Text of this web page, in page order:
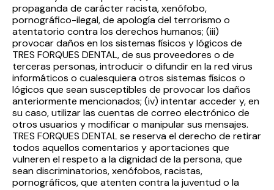
propaganda de carácter racista, xenófobo,
pornográfico-ilegal, de apología del terrorismo o
atentatorio contra los derechos humanos; (iii)
provocar daños en los sistemas físicos y lógicos de
TRES FORQUES DENTAL, de sus proveedores o de
terceras personas, introducir o difundir en la red virus
informáticos o cualesquiera otros sistemas físicos o
lógicos que sean susceptibles de provocar los daños
anteriormente mencionados; (iv) intentar acceder y, en
su caso, utilizar las cuentas de correo electrónico de
otros usuarios y modificar o manipular sus mensajes.
TRES FORQUES DENTAL se reserva el derecho de retirar
todos aquellos comentarios y aportaciones que
vulneren el respeto a la dignidad de la persona, que
sean discriminatorios, xenófobos, racistas,
pornográficos, que atenten contra la juventud o la